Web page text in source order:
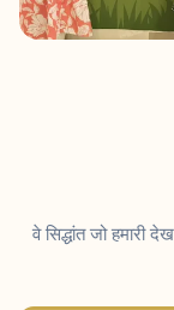
वे सिद्धांत जो हमारी